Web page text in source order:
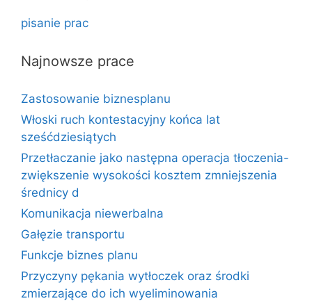
pisanie prac
Najnowsze prace
Zastosowanie biznesplanu
Włoski ruch kontestacyjny końca lat
sześćdziesiątych
Przetłaczanie jako następna operacja tłoczenia-
zwiększenie wysokości kosztem zmniejszenia
średnicy d
Komunikacja niewerbalna
Gałęzie transportu
Funkcje biznes planu
Przyczyny pękania wytłoczek oraz środki
zmierzające do ich wyeliminowania